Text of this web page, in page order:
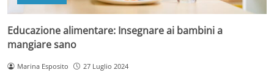
Educazione alimentare: Insegnare ai bambini a
mangiare sano
Marina Esposito 27 Luglio 2024